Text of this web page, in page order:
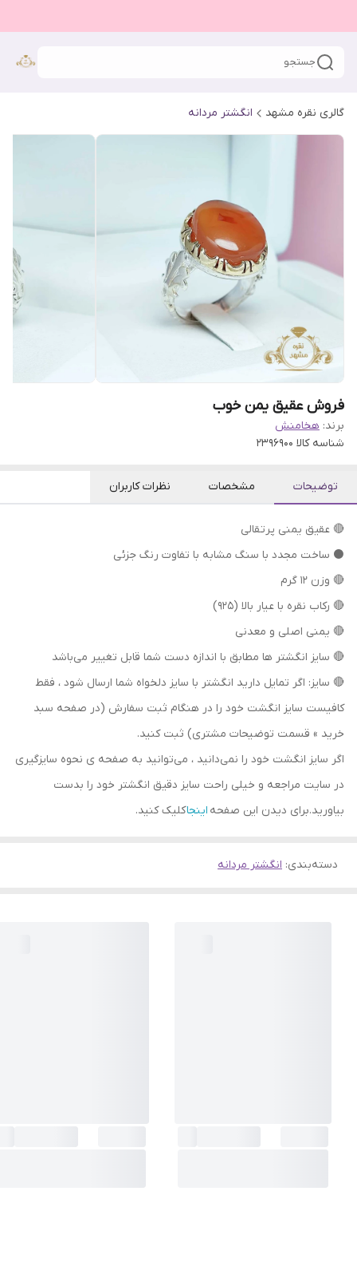
جستجو
گالری نقره مشهد انگشتر مردانه
فروش عقیق یمن خوب
برند: هخامنش
شناسه کالا 2396900
توضیحات مشخصات نظرات کاربران
🔴 عقیق یمنی پرتقالی
⚫ ساخت مجدد با سنگ مشابه با تفاوت رنگ جزئی
🔴 وزن ۱۲ گرم
🔴 رکاب نقره با عیار بالا (۹۲۵)
🔴 یمنی اصلی و معدنی
🔴 سایز انگشتر ها مطابق با اندازه دست شما قابل تغییر می‌باشد
🔴 سایز: اگر تمایل دارید انگشتر با سایز دلخواه شما ارسال شود ، فقط
کافیست سایز انگشت خود را در هنگام ثبت سفارش (در صفحه سبد
خرید » قسمت توضیحات مشتری) ثبت کنید.
اگر سایز انگشت خود را نمی‌دانید ، می‌توانید به صفحه ی نحوه سایزگیری
در سایت مراجعه و خیلی راحت سایز دقیق انگشتر خود را بدست
بیاورید.برای دیدن این صفحه اینجاکلیک کنید.
دسته‌بندی: انگشتر مردانه